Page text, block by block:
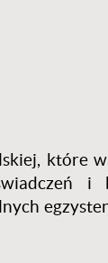
które
i